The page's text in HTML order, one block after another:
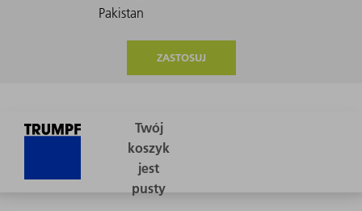
ZASTOSUJ